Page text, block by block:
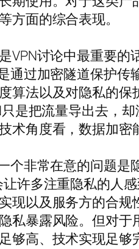
方面的综合表现。
VPN讨论中最重要的
通过加密隧道保护
算法以及对隐私的
是把流量导出去，
术角度看，数据加密
个非常在意的问题是
许多注重隐私的人
现以及服务方的合
私暴露风险。但对
够高、技术实现足够